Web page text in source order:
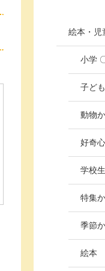
絵本・児
小学
子ど
動物
好奇
学校
特集
季節
絵本